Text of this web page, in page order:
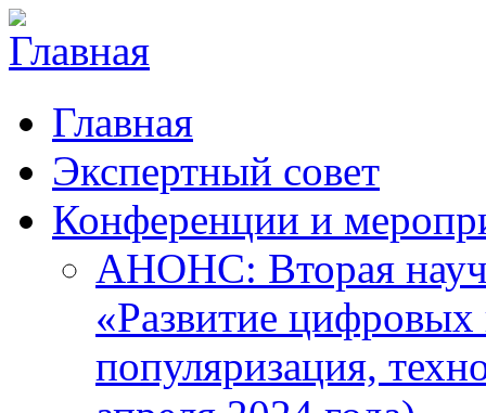
Главная
Экспертный совет
Конференции и
АНОНС: Вторая
«Развитие цифровых
популяризация,